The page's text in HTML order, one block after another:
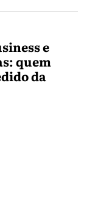
e
quem
da